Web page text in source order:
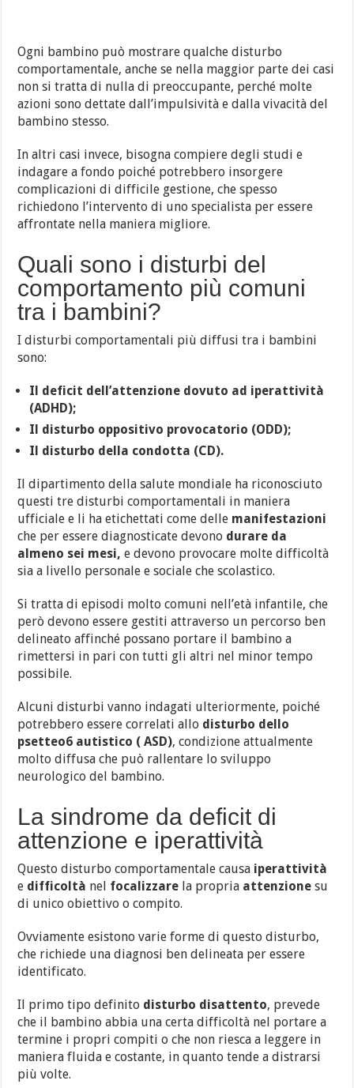
Ogni bambino può mostrare qualche disturbo
comportamentale, anche se nella maggior parte dei casi
non si tratta di nulla di preoccupante, perché molte
azioni sono dettate dall’impulsività e dalla vivacità del
bambino stesso.
In altri casi invece, bisogna compiere degli studi e
indagare a fondo poiché potrebbero insorgere
complicazioni di difficile gestione, che spesso
richiedono l’intervento di uno specialista per essere
affrontate nella maniera migliore.
Quali sono i disturbi del
comportamento più comuni
tra i bambini?
I disturbi comportamentali più diffusi tra i bambini
sono:
Il deficit dell’attenzione dovuto ad iperattività
(ADHD);
Il disturbo oppositivo provocatorio (ODD);
Il disturbo della condotta (CD).
Il dipartimento della salute mondiale ha riconosciuto
questi tre disturbi comportamentali in maniera
ufficiale e li ha etichettati come delle manifestazioni
che per essere diagnosticate devono durare da
almeno sei mesi, e devono provocare molte difficoltà
sia a livello personale e sociale che scolastico.
Si tratta di episodi molto comuni nell’età infantile, che
però devono essere gestiti attraverso un percorso ben
delineato affinché possano portare il bambino a
rimettersi in pari con tutti gli altri nel minor tempo
possibile.
Alcuni disturbi vanno indagati ulteriormente, poiché
potrebbero essere correlati allo disturbo dello
psetteo6 autistico ( ASD), condizione attualmente
molto diffusa che può rallentare lo sviluppo
neurologico del bambino.
La sindrome da deficit di
attenzione e iperattività
Questo disturbo comportamentale causa iperattività
e difficoltà nel focalizzare la propria attenzione su
di unico obiettivo o compito.
Ovviamente esistono varie forme di questo disturbo,
che richiede una diagnosi ben delineata per essere
identificato.
Il primo tipo definito disturbo disattento, prevede
che il bambino abbia una certa difficoltà nel portare a
termine i propri compiti o che non riesca a leggere in
maniera fluida e costante, in quanto tende a distrarsi
più volte.